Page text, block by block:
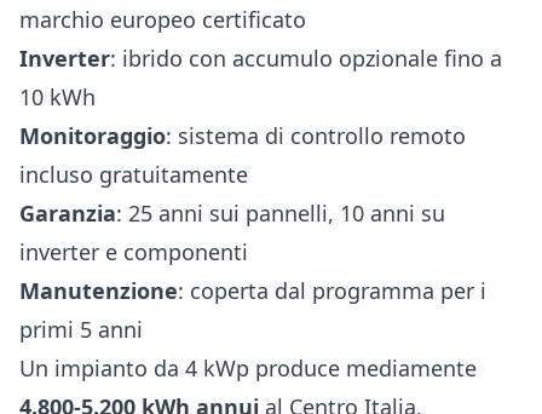
marchio europeo certificato
Inverter: ibrido con accumulo opzionale fino a
10 kWh
Monitoraggio: sistema di controllo remoto
incluso gratuitamente
Garanzia: 25 anni sui pannelli, 10 anni su
inverter e componenti
Manutenzione: coperta dal programma per i
primi 5 anni
Un impianto da 4 kWp produce mediamente
4.800-5.200 kWh annui al Centro Italia,